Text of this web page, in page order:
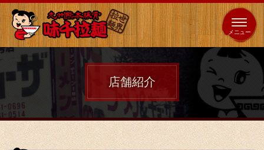
全国
展開 海外 653 店 64 店
ホーム
店舗紹介